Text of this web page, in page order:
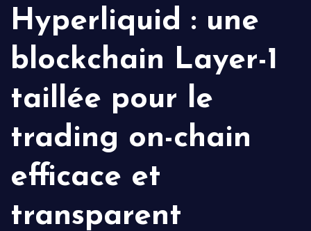
Hyperliquid : une
blockchain Layer-1
taillée pour le
trading on-chain
efficace et
transparent